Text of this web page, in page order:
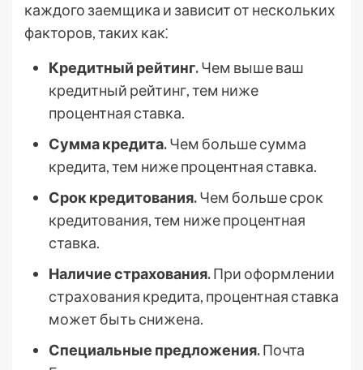
каждого заемщика и зависит от нескольких
факторов, таких как⁚
Кредитный рейтинг.Чем выше ваш
кредитный рейтинг, тем ниже
процентная ставка.
Сумма кредита.Чем больше сумма
кредита, тем ниже процентная ставка.
Срок кредитования.Чем больше срок
кредитования, тем ниже процентная
ставка.
Наличие страхования.При оформлении
страхования кредита, процентная ставка
может быть снижена.
Специальные предложения.Почта